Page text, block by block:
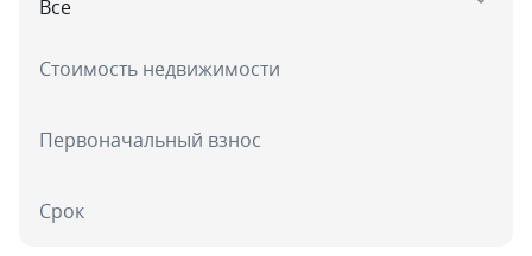
Стоимость недвижимости
Первоначальный взнос
Срок